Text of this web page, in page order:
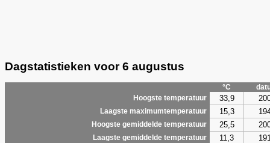
Dagstatistieken voor 6 augustus
°C
Hoogste temperatuur
33,9
Laagste maximumtemperatuur 15,3
Hoogste gemiddelde temperatuur 25,5
Laagste gemiddelde temperatuur 11,3